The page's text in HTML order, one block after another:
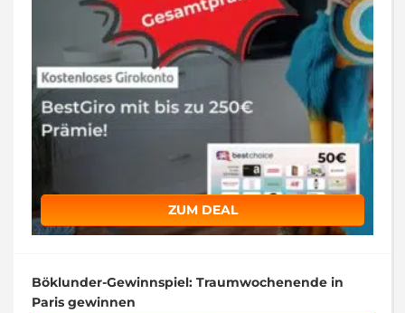
ZUM DEAL
Böklunder-Gewinnspiel: Traumwochenende in
Paris gewinnen